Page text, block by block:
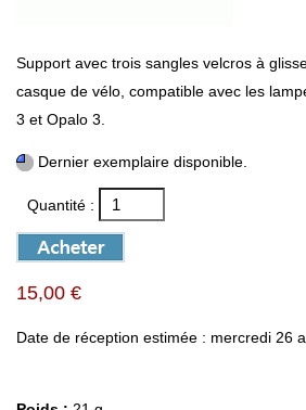
Support avec trois sangles velcros à
casque de vélo, compatible avec les
3 et Opalo 3.
Dernier exemplaire disponible.
Quantité :
15,00 €
Date de réception estimée : mercredi 26